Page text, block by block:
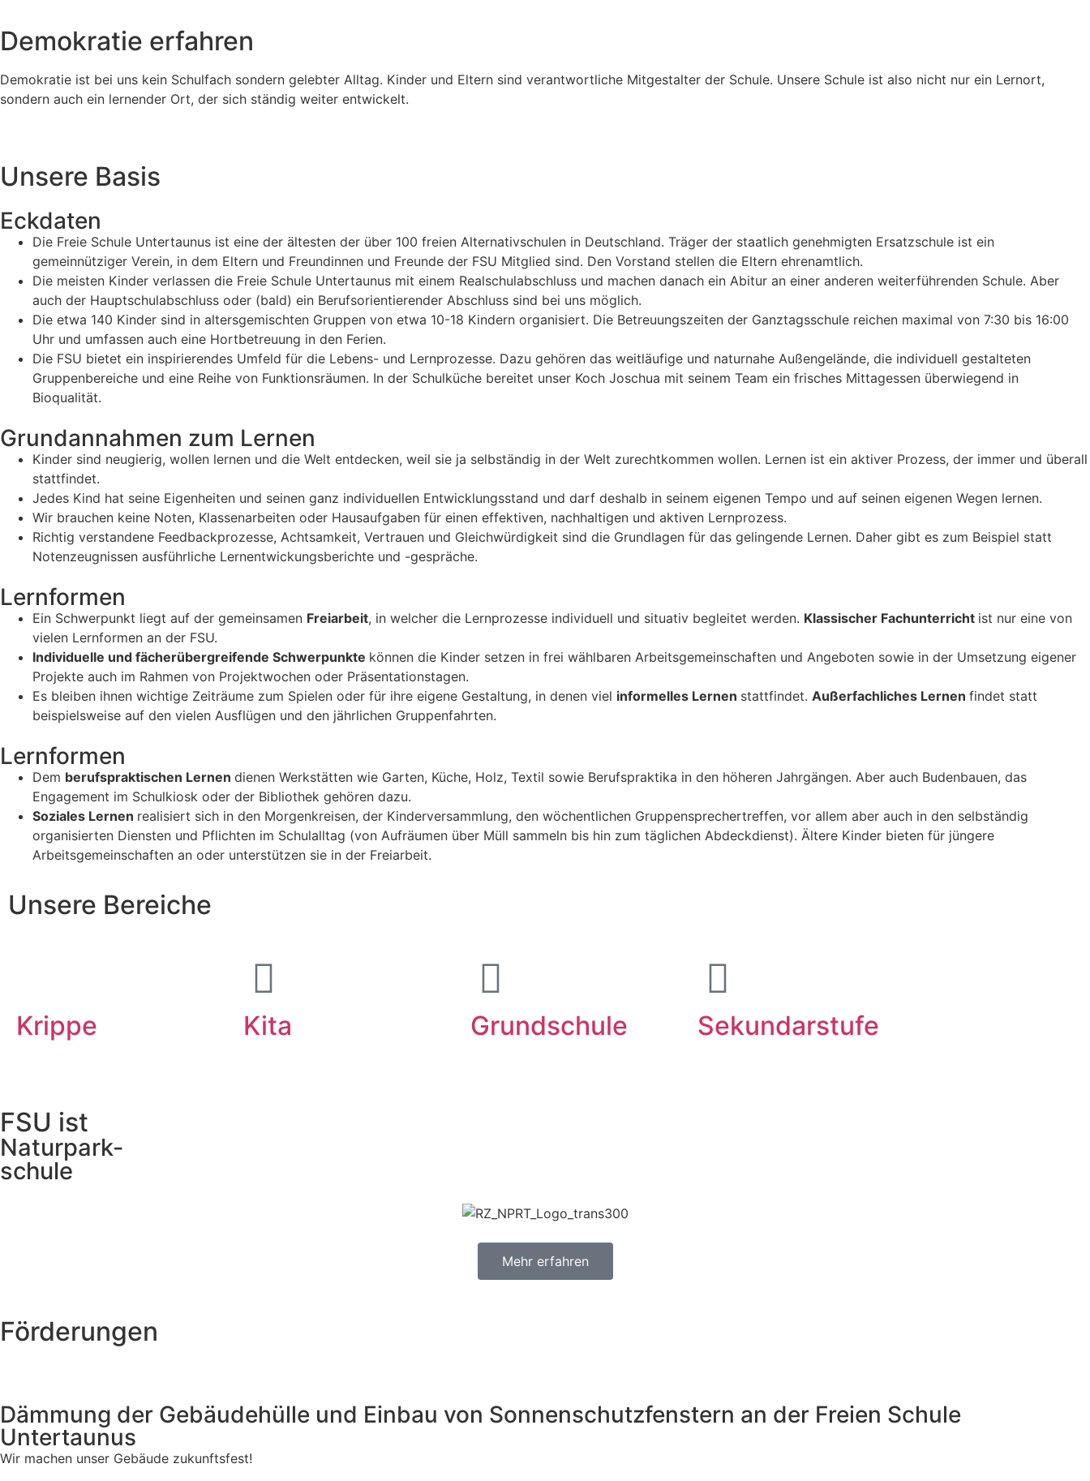
Demokratie erfahren
Demokratie ist bei uns kein Schulfach sondern gelebter Alltag. Kinder und Eltern sind verantwortliche Mitgestalter der Schule. Unsere Schule ist also nicht nur ein Lernort,
sondern auch ein lernender Ort, der sich ständig weiter entwickelt.
Unsere Basis
Eckdaten
Die Freie Schule Untertaunus ist eine der ältesten der über 100 freien Alternativschulen in Deutschland. Träger der staatlich genehmigten Ersatzschule ist ein
gemeinnütziger Verein, in dem Eltern und Freundinnen und Freunde der FSU Mitglied sind. Den Vorstand stellen die Eltern ehrenamtlich.
Die meisten Kinder verlassen die Freie Schule Untertaunus mit einem Realschulabschluss und machen danach ein Abitur an einer anderen weiterführenden Schule. Aber
auch der Hauptschulabschluss oder (bald) ein Berufsorientierender Abschluss sind bei uns möglich.
Die etwa 140 Kinder sind in altersgemischten Gruppen von etwa 10-18 Kindern organisiert. Die Betreuungszeiten der Ganztagsschule reichen maximal von 7:30 bis 16:00
Uhr und umfassen auch eine Hortbetreuung in den Ferien.
Die FSU bietet ein inspirierendes Umfeld für die Lebens- und Lernprozesse. Dazu gehören das weitläufige und naturnahe Außengelände, die individuell gestalteten
Gruppenbereiche und eine Reihe von Funktionsräumen. In der Schulküche bereitet unser Koch Joschua mit seinem Team ein frisches Mittagessen überwiegend in
Bioqualität.
Grundannahmen zum Lernen
Kinder sind neugierig, wollen lernen und die Welt entdecken, weil sie ja selbständig in der Welt zurechtkommen wollen. Lernen ist ein aktiver Prozess, der immer und überall
stattfindet.
Jedes Kind hat seine Eigenheiten und seinen ganz individuellen Entwicklungsstand und darf deshalb in seinem eigenen Tempo und auf seinen eigenen Wegen lernen.
Wir brauchen keine Noten, Klassenarbeiten oder Hausaufgaben für einen effektiven, nachhaltigen und aktiven Lernprozess.
Richtig verstandene Feedbackprozesse, Achtsamkeit, Vertrauen und Gleichwürdigkeit sind die Grundlagen für das gelingende Lernen. Daher gibt es zum Beispiel statt
Notenzeugnissen ausführliche Lernentwickungsberichte und -gespräche.
Lernformen
Ein Schwerpunkt liegt auf der gemeinsamen Freiarbeit, in welcher die Lernprozesse individuell und situativ begleitet werden. Klassischer Fachunterricht ist nur eine von
vielen Lernformen an der FSU.
Individuelle und fächerübergreifende Schwerpunkte können die Kinder setzen in frei wählbaren Arbeitsgemeinschaften und Angeboten sowie in der Umsetzung eigener
Projekte auch im Rahmen von Projektwochen oder Präsentationstagen.
Es bleiben ihnen wichtige Zeiträume zum Spielen oder für ihre eigene Gestaltung, in denen viel informelles Lernen stattfindet. Außerfachliches Lernen findet statt
beispielsweise auf den vielen Ausflügen und den jährlichen Gruppenfahrten.
Lernformen
Dem berufspraktischen Lernen dienen Werkstätten wie Garten, Küche, Holz, Textil sowie Berufspraktika in den höheren Jahrgängen. Aber auch Budenbauen, das
Engagement im Schulkiosk oder der Bibliothek gehören dazu.
Soziales Lernen realisiert sich in den Morgenkreisen, der Kinderversammlung, den wöchentlichen Gruppensprechertreffen, vor allem aber auch in den selbständig
organisierten Diensten und Pflichten im Schulalltag (von Aufräumen über Müll sammeln bis hin zum täglichen Abdeckdienst). Ältere Kinder bieten für jüngere
Arbeitsgemeinschaften an oder unterstützen sie in der Freiarbeit.
Unsere Bereiche
Krippe Kita Grundschule Sekundarstufe
FSU ist
Naturpark-
schule
Mehr erfahren
Förderungen
Dämmung der Gebäudehülle und Einbau von Sonnenschutzfenstern an der Freien Schule
Untertaunus
Wir machen unser Gebäude zukunftsfest!